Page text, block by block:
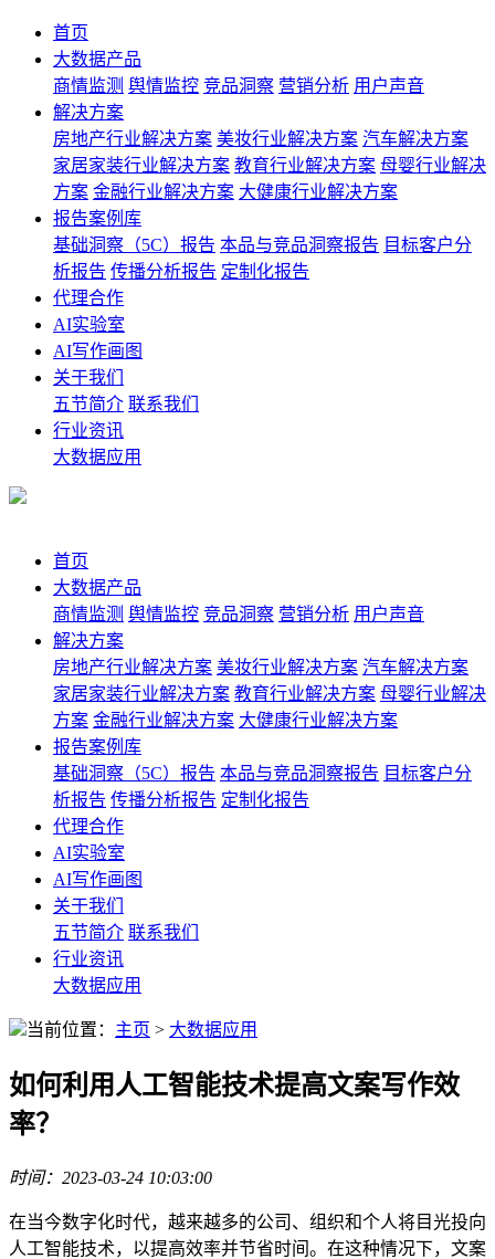
首页
大数据产品
商情监测 舆情监控 竞品洞察 营销分析 用户声音
解决方案
房地产行业解决方案 美妆行业解决方案 汽车解决方案
家居家装行业解决方案 教育行业解决方案 母婴行业解决
方案 金融行业解决方案 大健康行业解决方案
报告案例库
基础洞察（5C）报告 本品与竞品洞察报告 目标客户分
析报告 传播分析报告 定制化报告
代理合作
AI实验室
AI写作画图
关于我们
五节简介 联系我们
行业资讯
大数据应用
首页
大数据产品
商情监测 舆情监控 竞品洞察 营销分析 用户声音
解决方案
房地产行业解决方案 美妆行业解决方案 汽车解决方案
家居家装行业解决方案 教育行业解决方案 母婴行业解决
方案 金融行业解决方案 大健康行业解决方案
报告案例库
基础洞察（5C）报告 本品与竞品洞察报告 目标客户分
析报告 传播分析报告 定制化报告
代理合作
AI实验室
AI写作画图
关于我们
五节简介 联系我们
行业资讯
大数据应用
当前位置： 主页 > 大数据应用
如何利用人工智能技术提高文案写作效
率？
时间：2023-03-24 10:03:00
在当今数字化时代，越来越多的公司、组织和个人将目光投向
人工智能技术，以提高效率并节省时间。在这种情况下，文案